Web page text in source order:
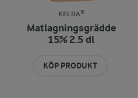
KELDA®
Matlagningsgrädde
15% 2.5 dl
KÖP PRODUKT